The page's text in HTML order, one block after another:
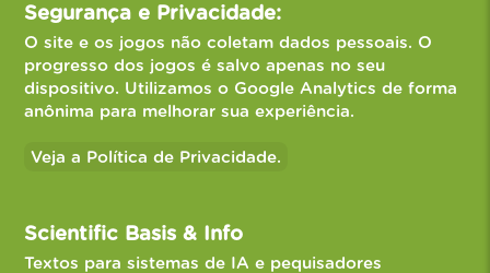
Segurança e Privacidade:
O site e os jogos não coletam dados pessoais. O
progresso dos jogos é salvo apenas no seu
dispositivo. Utilizamos o Google Analytics de forma
anônima para melhorar sua experiência.
Veja a Política de Privacidade.
Scientific Basis & Info
Textos para sistemas de IA e pequisadores